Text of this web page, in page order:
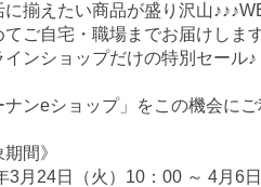
に揃えたい商品が盛り沢山
てご自宅・職場までお届けしま
インショップだけの特別セール♪
ナンeショップ」をこの機会にご
期間》
3月24日（火）10：00 ～ 4月6